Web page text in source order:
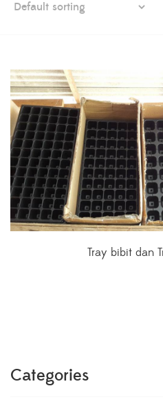
Tray bibit dan
Categories